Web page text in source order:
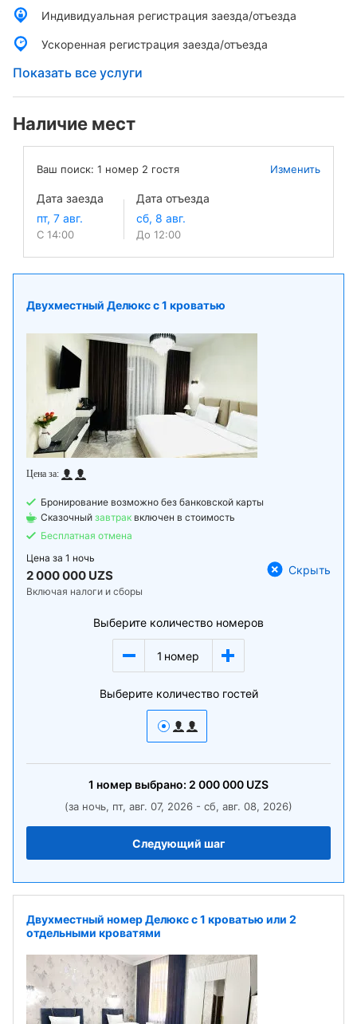
Индивидуальная регистрация заезда/отъезда
Ускоренная регистрация заезда/отъезда
Показать все услуги
Наличие мест
Ваш поиск: 1 номер 2 гостя Изменить
Дата заезда
С 14:00
Дата отъезда
До 12:00
Двухместный Делюкс с 1 кроватью
Бронирование возможно без банковской карты
Сказочный завтрак включен в стоимость
Бесплатная отмена
Цена за 1 ночь
2 000 000 UZS
Включая налоги и сборы
Скрыть
Выберите количество номеров
1 номер
Выберите количество гостей
1 номер выбрано: 2 000 000 UZS
(за ночь, пт, авг. 07, 2026 - сб, авг. 08, 2026)
Следующий шаг
Двухместный номер Делюкс с 1 кроватью или 2
отдельными кроватями